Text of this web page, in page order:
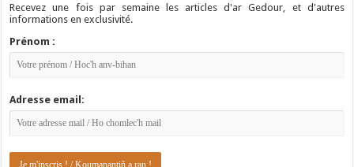
Recevez une fois par semaine les articles d'ar Gedour, et d'autres
informations en exclusivité.
Prénom :
Adresse email: